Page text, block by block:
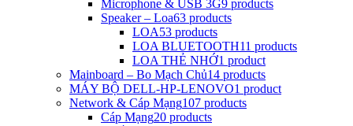
Microphone & USB 3G9 products
Speaker – Loa63 products
LOA53 products
LOA BLUETOOTH11 products
LOA THẺ NHỚ1 product
Mainboard – Bo Mạch Chủ14 products
MÁY BỘ DELL-HP-LENOVO1 product
Network & Cáp Mạng107 products
Cáp Mạng20 products